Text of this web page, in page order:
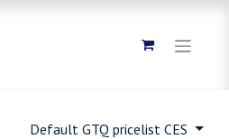
Default GTQ pricelist CES